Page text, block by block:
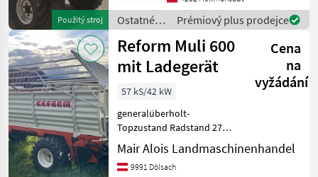
Použitý stroj
Kurbeln, Baujahr 2014,
absolut neuwertiger
Zustand war n
Ostatné
poľnohospodárske
silové
stroje /
Reform
Prémiový plus prodejce
Reform Muli 600
mit Ladegerät
Cena
na
vyžádání
57 kS/42 kW
generalüberholt-
Topzustand Radstand 272
40 Km/H 4-fach bereift
Breitreifen vorne Zwillinge
hinten 11.5-80/15, 3 Das
Mair Alois Landmaschinenhandel
9991 Dölsach